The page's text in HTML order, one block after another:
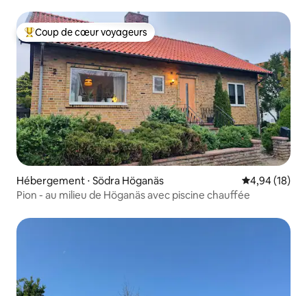
Coups de cœur voyageurs les plus appréciés
Coup de cœur voyageurs
Hébergement ⋅ Södra Höganäs Évaluation
4,94 (18)
Pion - au milieu de Höganäs avec piscine chauffée